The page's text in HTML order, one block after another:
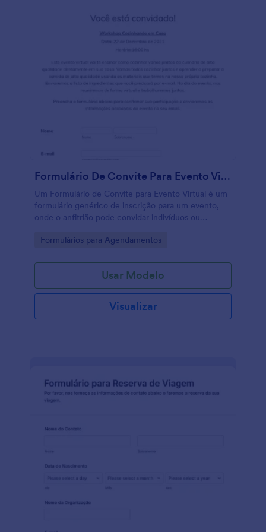
Formulário De Convite Para Evento Virtual
Um Formulário de Convite para Evento Virtual é um
formulário genérico de inscrição para um evento,
onde o anfitrião pode convidar indivíduos ou
evento virtual é como um evento convencional
um local, exceto que em um modelo virtual,
atendido e programado de forma online. Os eventos
virtuais precisam da mesma preparação eficiente
para promoção e engajamento com os participantes.
O uso de um formulário online como este é a
para seus eventos programados. Com o novo campo
de agendamentos, você poderá facilmente lembrar
para criar eventos automáticos na sua agenda, e/ou
Saiba que você pode gerenciar facilmente seus
envios recebidos com a Caixa de Envios Jotform ou
imediatamente aqui na Jotform!
Go to Category:
Formulários para Agendamentos
Usar Modelo
Visualizar